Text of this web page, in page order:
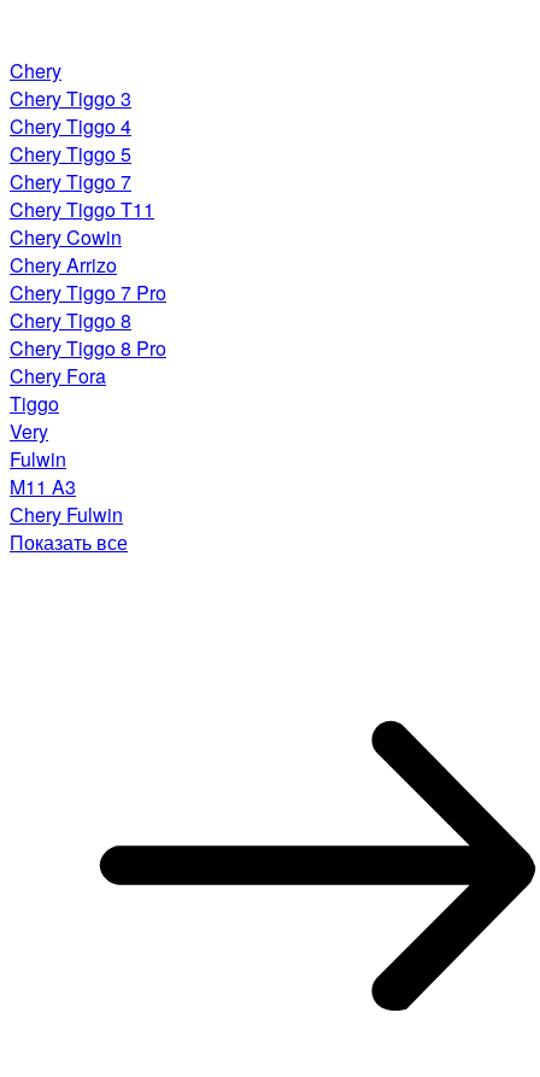
Chery
Chery Tiggo 3
Chery Tiggo 4
Chery Tiggo 5
Chery Tiggo 7
Chery Tiggo T11
Chery Cowin
Chery Arrizo
Chery Tiggo 7 Pro
Chery Tiggo 8
Chery Tiggo 8 Pro
Chery Fora
Tiggo
Very
Fulwin
M11 A3
Сhery Fulwin
Показать все